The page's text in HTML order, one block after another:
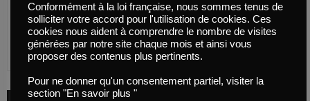
Conformément à la loi française, nous sommes tenus de
solliciter votre accord pour l'utilisation de cookies. Ces
cookies nous aident à comprendre le nombre de visites
générées par notre site chaque mois et ainsi vous
proposer des contenus plus pertinents.
Pour ne donner qu'un consentement partiel, visiter la
section "En savoir plus "